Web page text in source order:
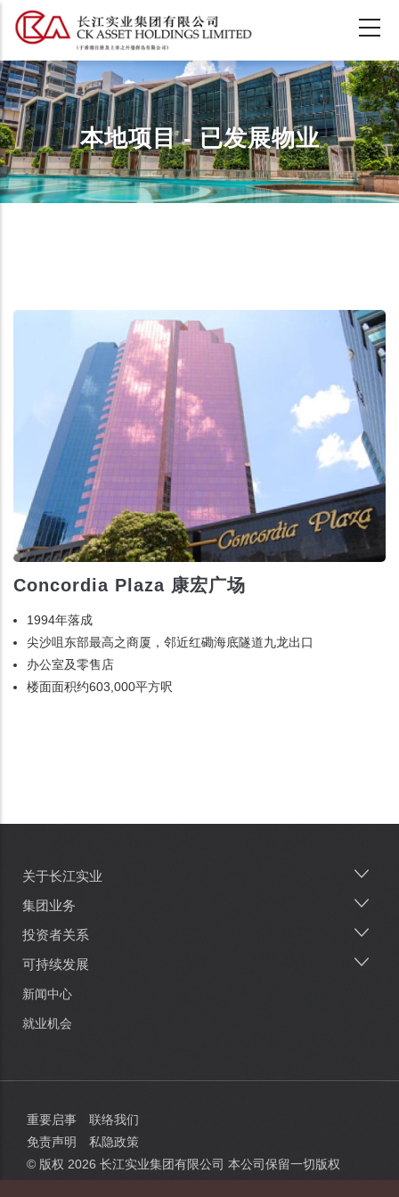
主
要
内
容
本地项目 - 已发展物业
Concordia Plaza 康宏广场
1994年落成
尖沙咀东部最高之商厦，邻近红磡海底隧道九龙出口
办公室及零售店
楼面面积约603,000平方呎
Main
navigation
关于长江实业
集团业务
投资者关系
可持续发展
新闻中心
就业机会
重要启事
联络我们
免责声明
私隐政策
© 版权 2026 长江实业集团有限公司 本公司保留一切版权